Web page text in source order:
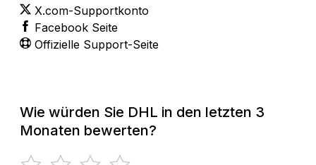
X.com-Supportkonto
Facebook Seite
Offizielle Support-Seite
Wie würden Sie DHL in den letzten 3
Monaten bewerten?